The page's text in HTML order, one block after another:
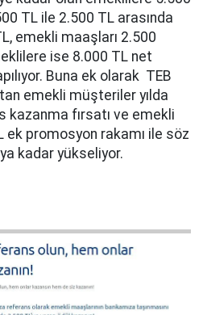
TL ile 2.500 TL arasında
emekli maaşları 2.500
ise 8.000 TL net
Buna ek olarak TEB
emekli müşteriler yılda
kazanma fırsatı ve emekli
ek promosyon rakamı ile söz
kadar yükseliyor.